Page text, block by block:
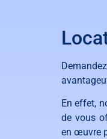
En effet, n
de vous
en œuvre